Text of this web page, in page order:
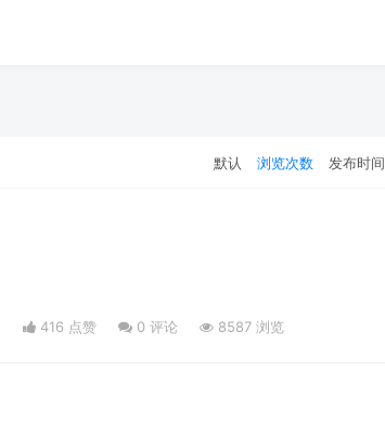
默认 浏览次数 发布时间
416 点赞 0 评论 8587 浏览